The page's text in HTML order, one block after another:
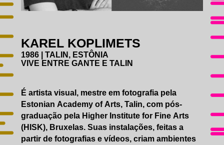
EDUCATIVO
GALERIAS DE FOTOS
IMPRENSA
KAREL KOPLIMETS
1986 | TALIN, ESTÔNIA
VIVE ENTRE GANTE E TALIN
É artista visual, mestre em fotografia pela
Estonian Academy of Arts, Talin, com pós-
graduação pela Higher Institute for Fine Arts
(HISK), Bruxelas. Suas instalações, feitas a
partir de fotografias e vídeos, criam ambientes